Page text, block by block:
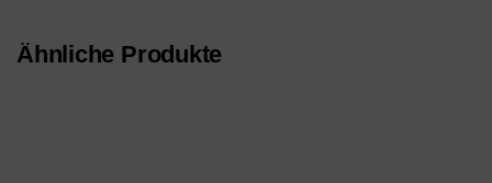
Ähnliche Produkte